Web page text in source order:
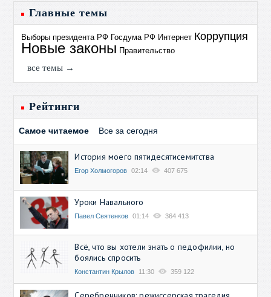
Главные темы
Выборы президента РФ Госдума РФ Интернет Коррупция
Новые законы Правительство
все темы →
Рейтинги
Самое читаемое Все за сегодня
История моего пятидесятисемитства
Егор Холмогоров 02:14 407 675
Уроки Навального
Павел Святенков 01:14 364 413
Всё, что вы хотели знать о педофилии, но
боялись спросить
Константин Крылов 11:30 359 122